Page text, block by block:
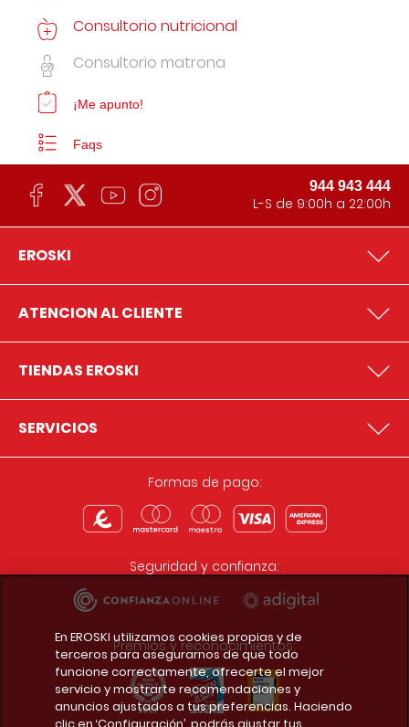
Consultorio nutricional
Consultorio matrona
¡Me apunto!
Faqs
944 943 444
L-S de 9:00h a 22:00h
EROSKI
ATENCION AL CLIENTE
TIENDAS EROSKI
SERVICIOS
Formas de pago:
Seguridad y confianza:
Premios y reconocimientos:
En EROSKI utilizamos cookies propias y de
terceros para asegurarnos de que todo
funcione correctamente, ofrecerte el mejor
servicio y mostrarte recomendaciones y
anuncios ajustados a tus preferencias. Haciendo
clic en ‘Configuración’, podrás ajustar tus